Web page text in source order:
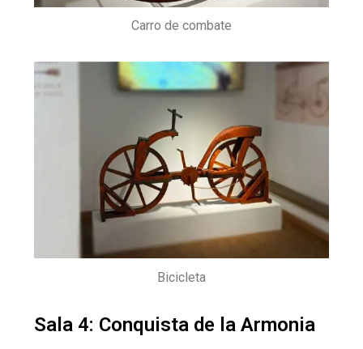
Carro de combate
Bicicleta
Sala 4: Conquista de la Armonia